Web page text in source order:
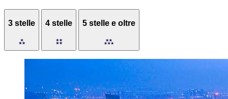
3 stelle 4 stelle 5 stelle e oltre